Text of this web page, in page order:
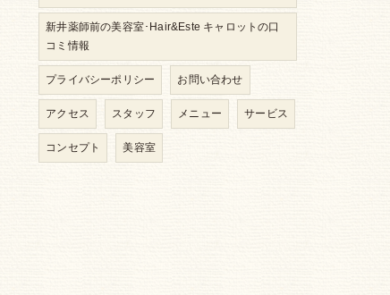
新井薬師前の美容室･Hair&Este キャロットの口
コミ情報
プライバシーポリシー お問い合わせ
アクセス スタッフ メニュー サービス
コンセプト 美容室